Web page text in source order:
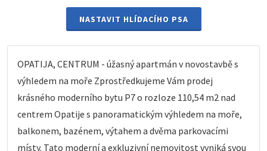
NASTAVIT HLÍDACÍHO PSA
OPATIJA, CENTRUM - úžasný apartmán v novostavbě s
výhledem na moře Zprostředkujeme Vám prodej
krásného moderního bytu P7 o rozloze 110,54 m2 nad
centrem Opatije s panoramatickým výhledem na moře,
balkonem, bazénem, výtahem a dvěma parkovacími
místy. Tato moderní a exkluzivní nemovitost vyniká svou